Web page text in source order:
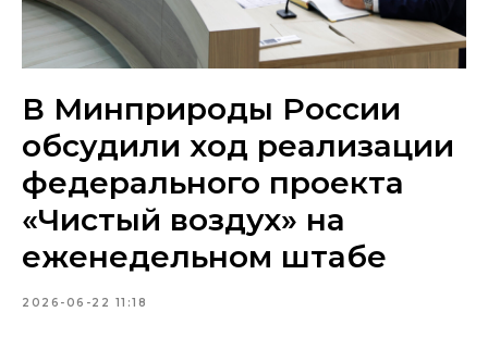
В Минприроды России
обсудили ход реализации
федерального проекта
«Чистый воздух» на
еженедельном штабе
2026-06-22 11:18